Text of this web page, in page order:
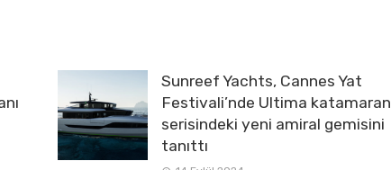
Sunreef Yachts, Cannes Yat
Festivali’nde Ultima katamaran
serisindeki yeni amiral gemisini
tanıttı